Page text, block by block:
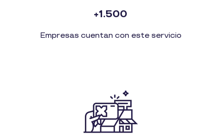
+1.500
Empresas cuentan con este servicio